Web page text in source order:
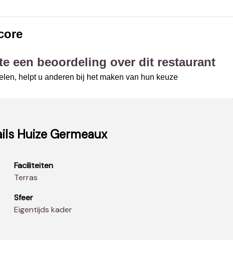
een beoordeling over dit restaurant
helpt u anderen bij het maken van hun keuze
Huize Germeaux
Faciliteiten
Terras
Sfeer
Eigentijds kader